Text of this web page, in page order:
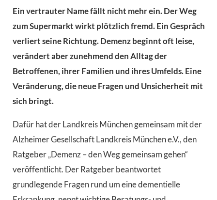
Ein vertrauter Name fällt nicht mehr ein. Der Weg
zum Supermarkt wirkt plötzlich fremd. Ein Gespräch
verliert seine Richtung. Demenz beginnt oft leise,
verändert aber zunehmend den Alltag der
Betroffenen, ihrer Familien und ihres Umfelds. Eine
Veränderung, die neue Fragen und Unsicherheit mit
sich bringt.
Dafür hat der Landkreis München gemeinsam mit der
Alzheimer Gesellschaft Landkreis München e.V., den
Ratgeber „Demenz – den Weg gemeinsam gehen“
veröffentlicht. Der Ratgeber beantwortet
grundlegende Fragen rund um eine dementielle